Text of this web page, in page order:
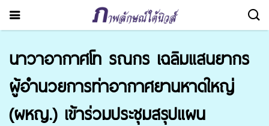
นาวาอากาศโท รณกร เฉลิมแสนยากร
ผู้อำนวยการท่าอากาศยานหาดใหญ่
(ผหญ.) เข้าร่วมประชุมสรุปแผน